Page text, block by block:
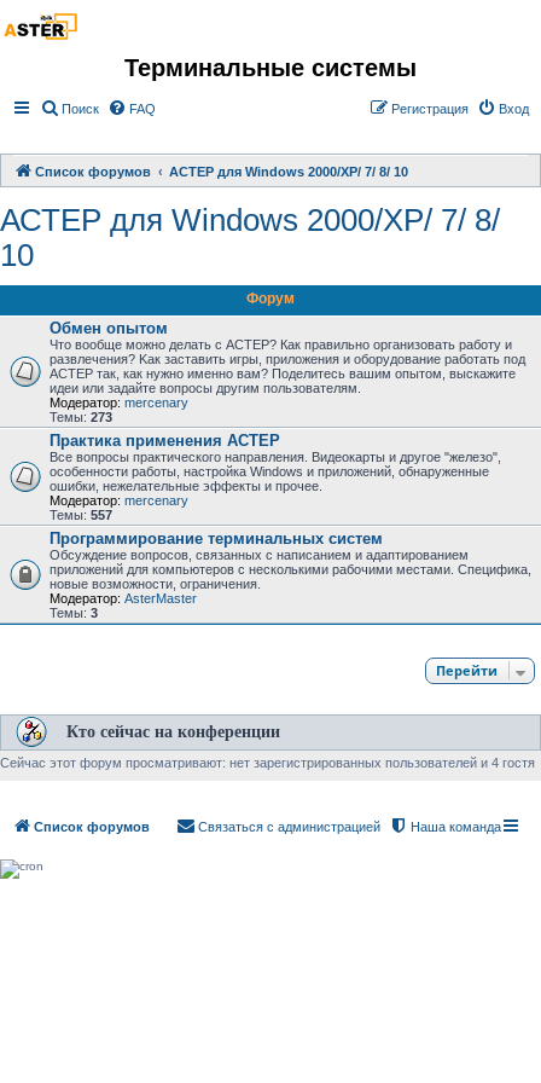
Терминальные системы
Поиск FAQ Вход
Регистрация
Список форумов АСТЕР для Windows 2000/XP/ 7/ 8/ 10
АСТЕР для Windows 2000/XP/ 7/ 8/
10
Форум
Обмен опытом
Что вообще можно делать с АСТЕР? Как правильно организовать работу и
развлечения? Kак заставить игры, приложения и оборудование работать под
АСТЕР так, как нужно именно вам? Поделитесь вашим опытом, выскажите
идеи или задайте вопросы другим пользователям.
Модератор: mercenary
Темы: 273
Практика применения АСТЕР
Все вопросы практического направления. Видеокарты и другое "железо",
особенности работы, настройка Windows и приложений, обнаруженные
ошибки, нежелательные эффекты и прочее.
Модератор: mercenary
Темы: 557
Программирование терминальных систем
Обсуждение вопросов, связанных с написанием и адаптированием
приложений для компьютеров с несколькими рабочими местами. Специфика,
новые возможности, ограничения.
Модератор: AsterMaster
Темы: 3
Перейти
Кто сейчас на конференции
Сейчас этот форум просматривают: нет зарегистрированных пользователей и 4 гостя
Список форумов Наша команда
Связаться с администрацией